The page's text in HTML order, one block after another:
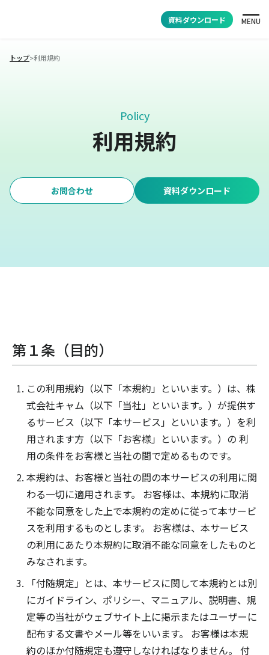
資料ダウンロード MENU
トップ>利用規約
Policy
利用規約
お問合わせ 資料ダウンロード
第１条（目的）
この利用規約（以下「本規約」といいます。）は、株
式会社キャム（以下「当社」といいます。）が提供す
るサービス（以下「本サービス」といいます。）を利
用されます方（以下「お客様」といいます。）の 利
用の条件をお客様と当社の間で定めるものです。
本規約は、お客様と当社の間の本サービスの利用に関
わる一切に適用されます。 お客様は、本規約に取消
不能な同意をした上で本規約の定めに従って本サービ
スを利用するものとします。 お客様は、本サービス
の利用にあたり本規約に取消不能な同意をしたものと
みなされます。
「付随規定」とは、本サービスに関して本規約とは別
にガイドライン、ポリシー、マニュアル、説明書、規
定等の当社がウェブサイト上に掲示またはユーザーに
配布する文書やメール等をいいます。 お客様は本規
約のほか付随規定も遵守しなければなりません。 付